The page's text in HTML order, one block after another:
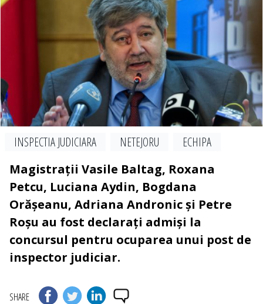
INSPECTIA JUDICIARA NETEJORU
ECHIPA
Magistrații Vasile Baltag, Roxana
Petcu, Luciana Aydin, Bogdana
Orășeanu, Adriana Andronic și Petre
Roșu au fost declarați admiși la
concursul pentru ocuparea unui post de
inspector judiciar.
SHARE